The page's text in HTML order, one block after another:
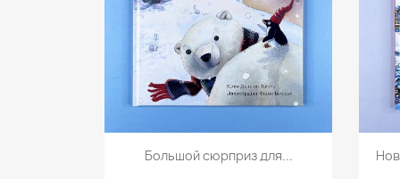
Просмотр
Большой сюрприз для...